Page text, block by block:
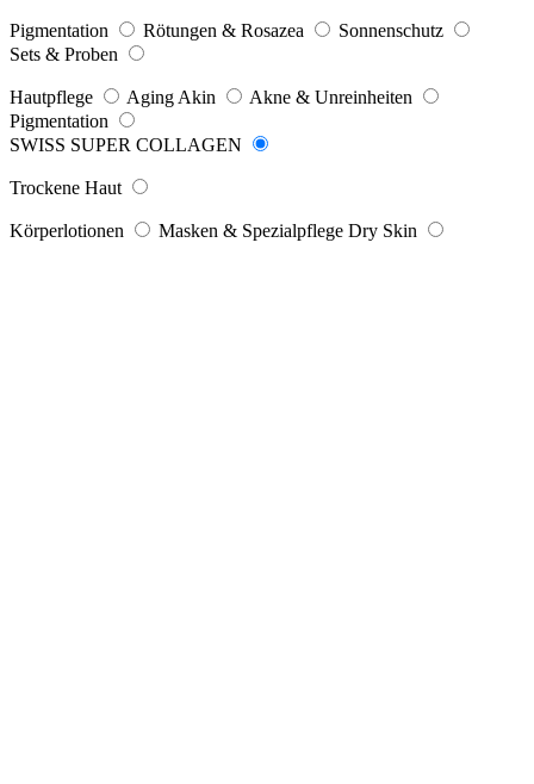
Pigmentation Rötungen & Rosazea
Sonnenschutz
Sets & Proben
Hautpflege Aging Akin
Akne & Unreinheiten
Pigmentation
SWISS SUPER COLLAGEN
Trockene Haut
Körperlotionen Masken & Spezialpflege Dry Skin